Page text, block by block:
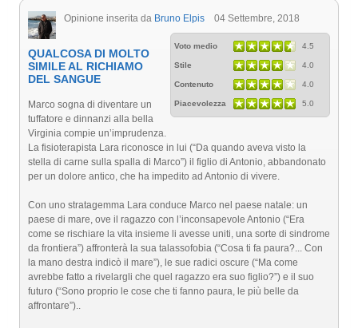
Opinione inserita da Bruno Elpis 04 Settembre, 2018
Voto medio 4.5
Stile 4.0
Contenuto 4.0
Piacevolezza 5.0
QUALCOSA DI MOLTO
SIMILE AL RICHIAMO
DEL SANGUE
Marco sogna di diventare un
tuffatore e dinnanzi alla bella
Virginia compie un’imprudenza.
La fisioterapista Lara riconosce in lui (“Da quando aveva visto la
stella di carne sulla spalla di Marco”) il figlio di Antonio, abbandonato
per un dolore antico, che ha impedito ad Antonio di vivere.
Con uno stratagemma Lara conduce Marco nel paese natale: un
paese di mare, ove il ragazzo con l’inconsapevole Antonio (“Era
come se rischiare la vita insieme li avesse uniti, una sorte di sindrome
da frontiera”) affronterà la sua talassofobia (“Cosa ti fa paura?... Con
la mano destra indicò il mare”), le sue radici oscure (“Ma come
avrebbe fatto a rivelargli che quel ragazzo era suo figlio?”) e il suo
futuro (“Sono proprio le cose che ti fanno paura, le più belle da
affrontare”)..